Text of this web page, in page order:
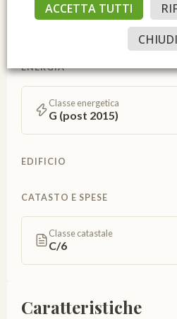
IMPIANTI E COMFORT
ENERGIA
Classe energetica
G (post 2015)
EDIFICIO
CATASTO E SPESE
Classe catastale
C/6
Caratteristiche
ACCETTA TUTTI
CHIUDI